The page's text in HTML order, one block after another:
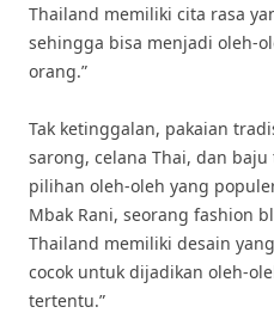
Thailand memiliki cita rasa
sehingga bisa menjadi oleh-
orang.”
Tak ketinggalan, pakaian
sarong, celana Thai, dan
pilihan oleh-oleh yang
Mbak Rani, seorang fashion
Thailand memiliki desain
cocok untuk dijadikan oleh-
tertentu.”